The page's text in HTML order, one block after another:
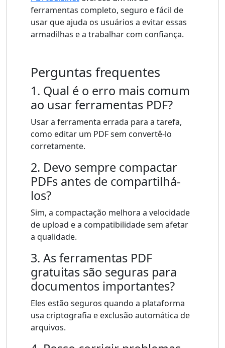
ferramentas completo, seguro e fácil de
usar que ajuda os usuários a evitar essas
armadilhas e a trabalhar com confiança.
Perguntas frequentes
1. Qual é o erro mais comum
ao usar ferramentas PDF?
Usar a ferramenta errada para a tarefa,
como editar um PDF sem convertê-lo
corretamente.
2. Devo sempre compactar
PDFs antes de compartilhá-
los?
Sim, a compactação melhora a velocidade
de upload e a compatibilidade sem afetar
a qualidade.
3. As ferramentas PDF
gratuitas são seguras para
documentos importantes?
Eles estão seguros quando a plataforma
usa criptografia e exclusão automática de
arquivos.